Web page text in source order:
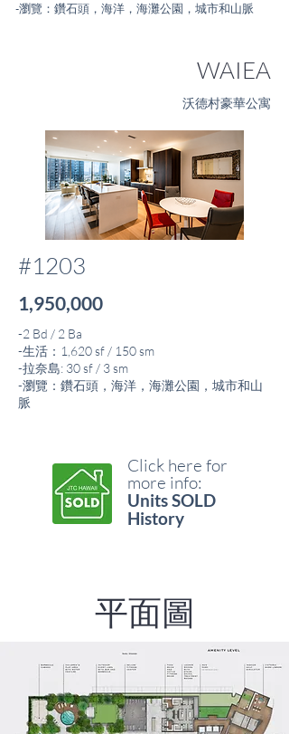
-瀏覽：鑽石頭，海洋，海灘公園，城市和山脈
WAIEA
沃德村豪華公寓
#1203
1,950,000
-2 Bd / 2 Ba
-生活：1,620 sf / 150 sm
-拉奈島: 30 sf / 3 sm
-瀏覽：鑽石頭，海洋，海灘公園，城市和山
脈
Click here for
more info:
Units SOLD
History
平面圖